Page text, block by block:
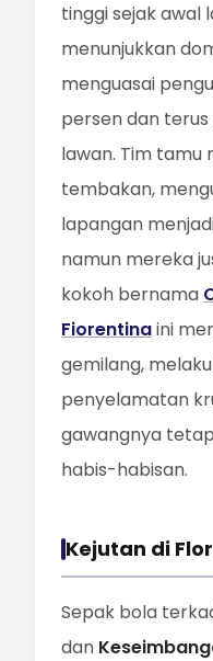
tinggi sejak awal
menunjukkan
menguasai
persen dan
lawan. Tim tamu
tembakan,
lapangan
namun mereka
kokoh bernama
Fiorentinaini
gemilang,
penyelamatan
gawangnya
habis-habisan.
Kejutan di
Sepak bola
dan